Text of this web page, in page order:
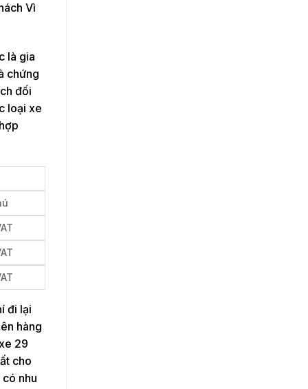
Vì
là gia
chứng
đối
loại xe
đi lại
hàng
29
cho
nhu